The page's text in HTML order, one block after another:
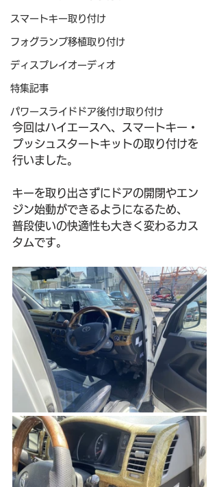
スマートキー取り付け
フォグランプ移植取り付け
ディスプレイオーディオ
特集記事
パワースライドドア後付け取り付け
今回はハイエースへ、スマートキー・
プッシュスタートキットの取り付けを
行いました。
キーを取り出さずにドアの開閉やエン
ジン始動ができるようになるため、
普段使いの快適性も大きく変わるカス
タムです。